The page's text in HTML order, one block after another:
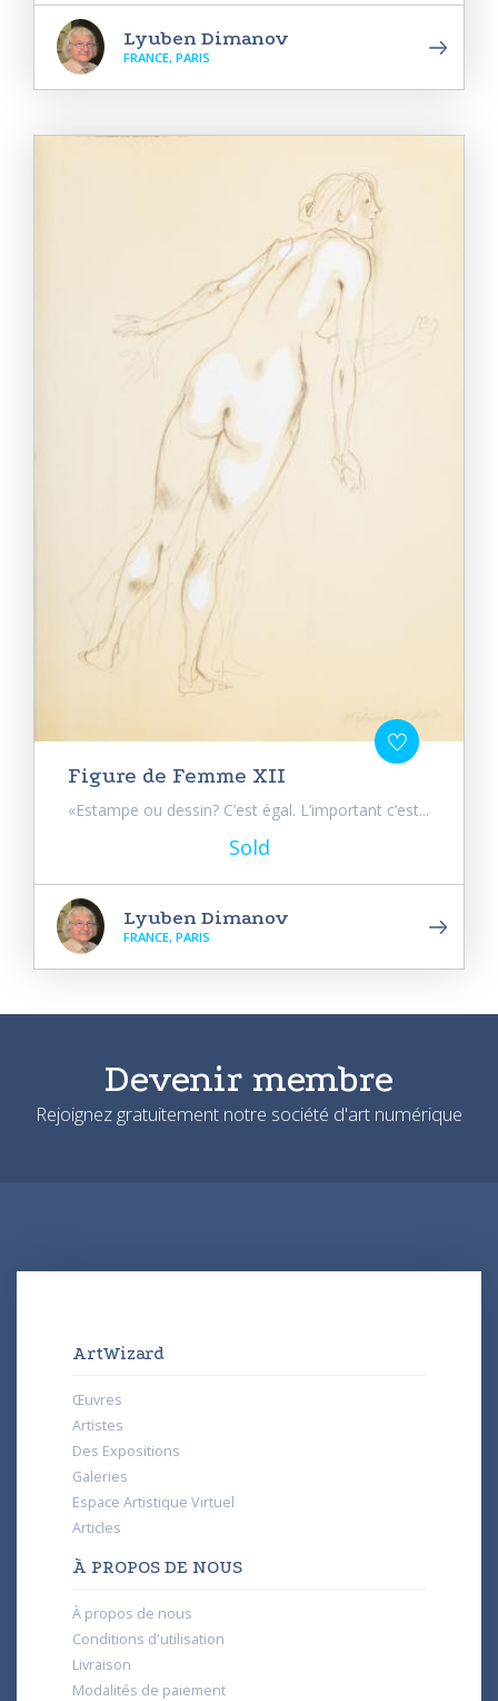
Lyuben Dimanov
FRANCE, PARIS
Figure de Femme XII
«Estampe ou dessin? C’est égal. L’important c’est...
Sold
Lyuben Dimanov
FRANCE, PARIS
Devenir membre
Rejoignez gratuitement notre société d'art numérique
ArtWizard
Œuvres
Artistes
Des Expositions
Galeries
Espace Artistique Virtuel
Articles
À PROPOS DE NOUS
À propos de nous
Conditions d'utilisation
Livraison
Modalités de paiement